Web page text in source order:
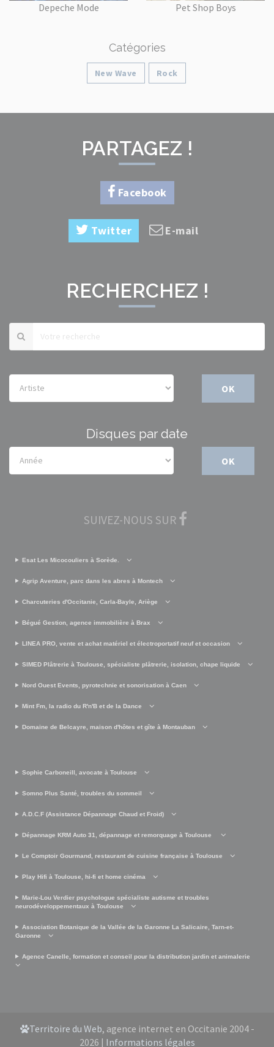
Depeche Mode Pet Shop Boys
Catégories
New Wave Rock
PARTAGEZ !
Facebook
Twitter E-mail
RECHERCHEZ !
OK
Disques par date
OK
SUIVEZ-NOUS SUR
Esat Les Micocouliers à Sorède.
Agrip Aventure, parc dans les abres à Montech
Charcuteries d'Occitanie, Carla-Bayle, Ariège
Bégué Gestion, agence immobilière à Brax
LINEA PRO, vente et achat matériel et électroportatif neuf et occasion
SIMED Plâtrerie à Toulouse, spécialiste plâtrerie, isolation, chape liquide
Nord Ouest Events, pyrotechnie et sonorisation à Caen
Mint Fm, la radio du R'n'B et de la Dance
Domaine de Belcayre, maison d'hôtes et gîte à Montauban
Sophie Carboneill, avocate à Toulouse
Somno Plus Santé, troubles du sommeil
A.D.C.F (Assistance Dépannage Chaud et Froid)
Dépannage KRM Auto 31, dépannage et remorquage à Toulouse
Le Comptoir Gourmand, restaurant de cuisine française à Toulouse
Play Hifi à Toulouse, hi-fi et home cinéma
Marie-Lou Verdier psychologue spécialiste autisme et troubles
neurodéveloppementaux à Toulouse
Association Botanique de la Vallée de la Garonne La Salicaire, Tarn-et-
Garonne
Agence Canelle, formation et conseil pour la distribution jardin et animalerie
Territoire du Web, agence internet en Occitanie 2004 -
2026 | Informations légales